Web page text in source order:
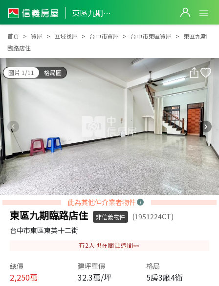
東區九期臨路店住
東區九期臨路店住
首頁 買屋 區域找屋 台中市買屋 台中市東區買屋
東區九期
臨路店住
圖片 1/11 格局圖
此為其他仲介業者物件
東區九期臨路店住 非信義物件
(1951224CT)
台中市東區東英十二街
有2 人也在關注這間👀
總價
2,250萬
建坪單價
32.3萬/坪
格局
5房3廳4衛